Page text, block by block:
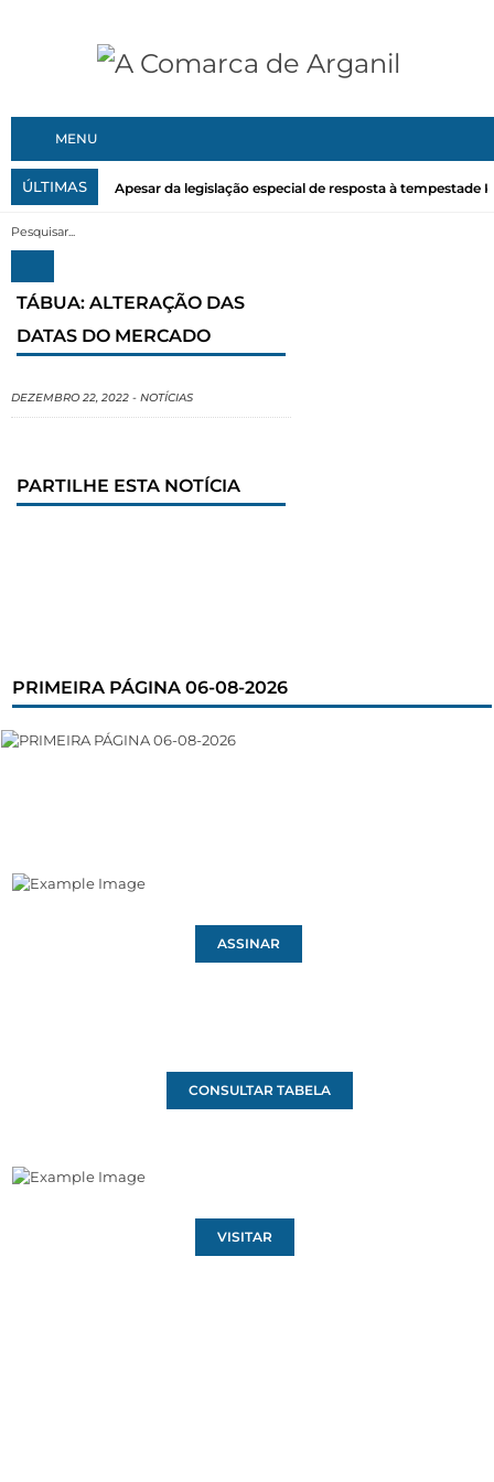
MENU
ÚLTIMAS Apesar da legislação especial de resposta à tempestade
TÁBUA: ALTERAÇÃO DAS
DATAS DO MERCADO
DEZEMBRO 22, 2022 - NOTÍCIAS
PARTILHE ESTA NOTÍCIA
PRIMEIRA PÁGINA 06-08-2026
ASSINAR
CONSULTAR TABELA
VISITAR